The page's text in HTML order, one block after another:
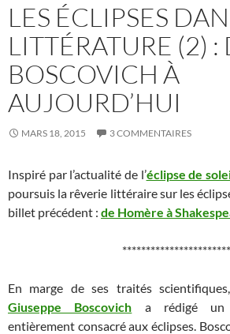
LES ÉCLIPSES
LITTÉRATURE (2) :
BOSCOVICH À
AUJOURD’HUI
MARS 18, 2015 3 COMMENTAIRES
Inspiré par l’actualité de l’éclipse de
poursuis la rêverie littéraire sur les
billet précédent : de Homère à
***********************
En marge de ses traités
Giuseppe Boscovich a rédigé un
entièrement consacré aux éclipses.